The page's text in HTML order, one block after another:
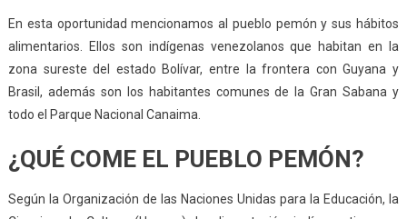
En esta oportunidad mencionamos al pueblo pemón y sus hábitos
alimentarios. Ellos son indígenas venezolanos que habitan en la
zona sureste del estado Bolívar, entre la frontera con Guyana y
Brasil, además son los habitantes comunes de la Gran Sabana y
todo el Parque Nacional Canaima.
¿QUÉ COME EL PUEBLO PEMÓN?
Según la Organización de las Naciones Unidas para la Educación, la